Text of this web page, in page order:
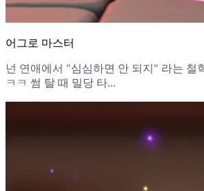
어그로 마스터
넌 연애에서 "심심하면 안 되지" 라는 철
ㅋㅋ 썸 탈 때 밀당 타...